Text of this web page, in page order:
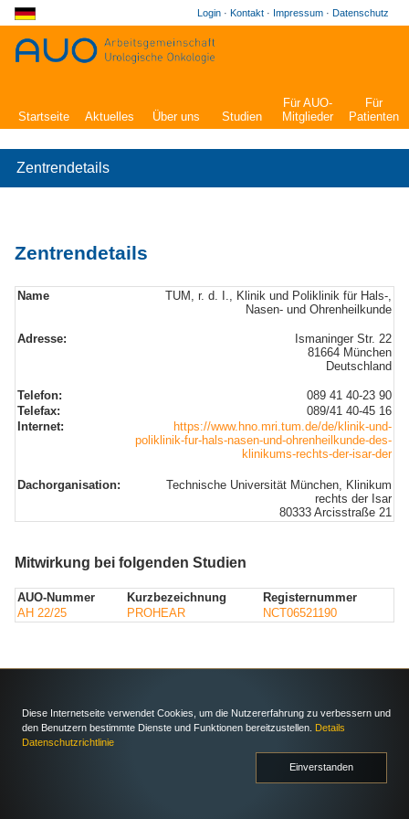
Login · Kontakt · Impressum · Datenschutz
Startseite Aktuelles Über uns Studien
Für AUO-
Mitglieder
Für
Patienten
Zentrendetails
Zentrendetails
Name
TUM, r. d. I., Klinik und Poliklinik für Hals-,
Nasen- und Ohrenheilkunde
Adresse:
Ismaninger Str. 22
81664 München
Deutschland
Telefon:
089 41 40-23 90
Telefax:
089/41 40-45 16
Internet:
https://www.hno.mri.tum.de/de/klinik-und-
poliklinik-fur-hals-nasen-und-ohrenheilkunde-des-
klinikums-rechts-der-isar-der
Dachorganisation:
Technische Universität München, Klinikum
rechts der Isar
80333 Arcisstraße 21
Mitwirkung bei folgenden Studien
AUO-Nummer Kurzbezeichnung
Registernummer
AH 22/25
PROHEAR NCT06521190
Diese Internetseite verwendet Cookies, um die Nutzererfahrung zu verbessern und
den Benutzern bestimmte Dienste und Funktionen bereitzustellen. Details
Datenschutzrichtlinie
Einverstanden